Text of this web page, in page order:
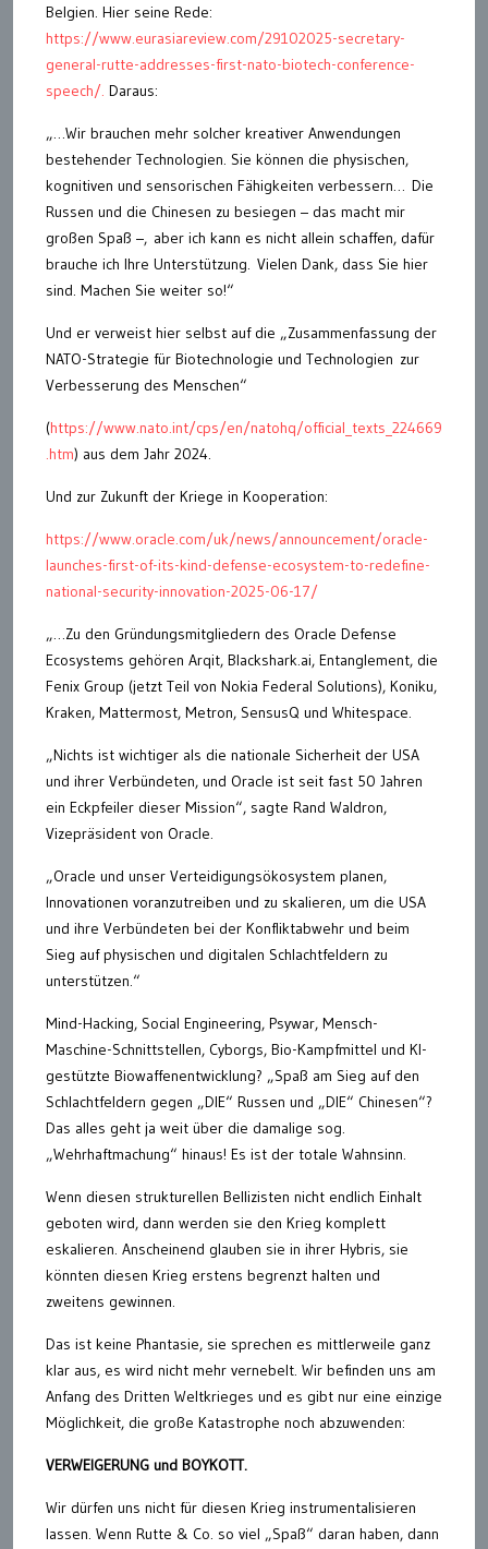
Belgien. Hier seine Rede:
https://www.eurasiareview.com/29102025-secretary-
general-rutte-addresses-first-nato-biotech-conference-
speech/. Daraus:
„…Wir brauchen mehr solcher kreativer Anwendungen
bestehender Technologien. Sie können die physischen,
kognitiven und sensorischen Fähigkeiten verbessern… Die
Russen und die Chinesen zu besiegen – das macht mir
großen Spaß –, aber ich kann es nicht allein schaffen, dafür
brauche ich Ihre Unterstützung. Vielen Dank, dass Sie hier
sind. Machen Sie weiter so!“
Und er verweist hier selbst auf die „Zusammenfassung der
NATO-Strategie für Biotechnologie und Technologien zur
Verbesserung des Menschen“
(https://www.nato.int/cps/en/natohq/official_texts_224669
.htm) aus dem Jahr 2024.
Und zur Zukunft der Kriege in Kooperation:
https://www.oracle.com/uk/news/announcement/oracle-
launches-first-of-its-kind-defense-ecosystem-to-redefine-
national-security-innovation-2025-06-17/
„…Zu den Gründungsmitgliedern des Oracle Defense
Ecosystems gehören Arqit, Blackshark.ai, Entanglement, die
Fenix ​​Group (jetzt Teil von Nokia Federal Solutions), Koniku,
Kraken, Mattermost, Metron, SensusQ und Whitespace.
„Nichts ist wichtiger als die nationale Sicherheit der USA
und ihrer Verbündeten, und Oracle ist seit fast 50 Jahren
ein Eckpfeiler dieser Mission“, sagte Rand Waldron,
Vizepräsident von Oracle.
„Oracle und unser Verteidigungsökosystem planen,
Innovationen voranzutreiben und zu skalieren, um die USA
und ihre Verbündeten bei der Konfliktabwehr und beim
Sieg auf physischen und digitalen Schlachtfeldern zu
unterstützen.“
Mind-Hacking, Social Engineering, Psywar, Mensch-
Maschine-Schnittstellen, Cyborgs, Bio-Kampfmittel und KI-
gestützte Biowaffenentwicklung? „Spaß am Sieg auf den
Schlachtfeldern gegen „DIE“ Russen und „DIE“ Chinesen“?
Das alles geht ja weit über die damalige sog.
„Wehrhaftmachung“ hinaus! Es ist der totale Wahnsinn.
Wenn diesen strukturellen Bellizisten nicht endlich Einhalt
geboten wird, dann werden sie den Krieg komplett
eskalieren. Anscheinend glauben sie in ihrer Hybris, sie
könnten diesen Krieg erstens begrenzt halten und
zweitens gewinnen.
Das ist keine Phantasie, sie sprechen es mittlerweile ganz
klar aus, es wird nicht mehr vernebelt. Wir befinden uns am
Anfang des Dritten Weltkrieges und es gibt nur eine einzige
Möglichkeit, die große Katastrophe noch abzuwenden:
VERWEIGERUNG und BOYKOTT.
Wir dürfen uns nicht für diesen Krieg instrumentalisieren
lassen. Wenn Rutte & Co. so viel „Spaß“ daran haben, dann